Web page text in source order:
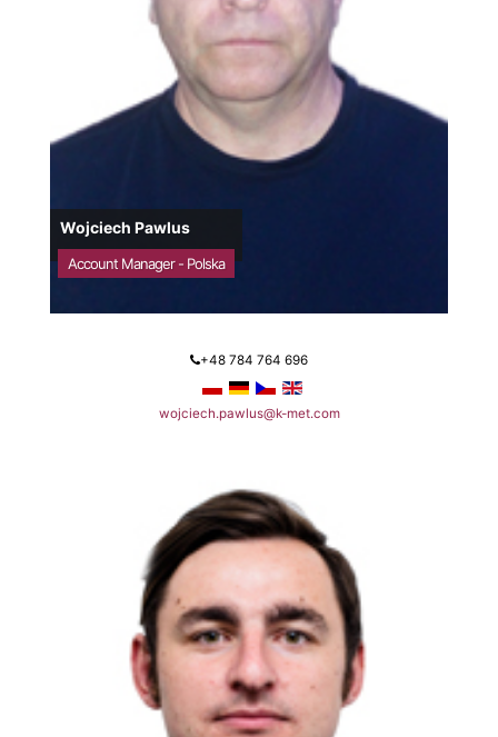
Wojciech Pawlus
Account Manager - Polska
+48 784 764 696
wojciech.pawlus@k-met.com